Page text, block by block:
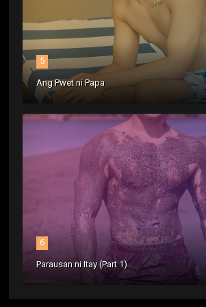
5
Ang Pwet ni Papa
6
Parausan ni Itay (Part 1)